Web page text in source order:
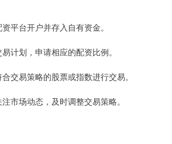
平台开户并存入自有资金。
计划，申请相应的配资比例。
交易策略的股票或指数进行交易。
市场动态，及时调整交易策略。